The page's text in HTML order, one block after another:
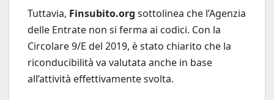
Tuttavia, Finsubito.org sottolinea che l’Agenzia
delle Entrate non si ferma ai codici. Con la
Circolare 9/E del 2019, è stato chiarito che la
riconducibilità va valutata anche in base
all’attività effettivamente svolta.